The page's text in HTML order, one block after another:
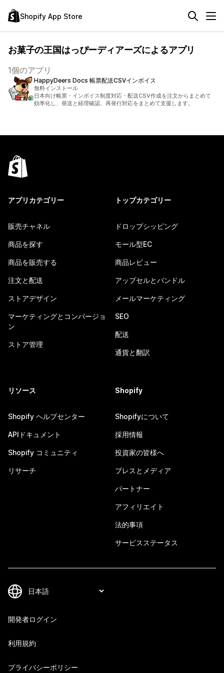
Shopify App Store
お菓子の王国はっぴーディアーズによるアプリ
1個のアプリ
HappyDeers Docs 帳票配送CSVインボイス
無料インストール
日本向け帳票・インボイス制度対応・配送CSV作成を注文からまとめて
効率化し、発送と経理確認、再発行対応をまとめて支援します。
アプリカテゴリー
販売チャネル
商品を探す
商品を販売する
注文と配送
ストアデザイン
マーケティングとコンバージョ
ン
ストア管理
トップカテゴリー
ドロップシッピング
モール型EC
商品レビュー
アップセルとバンドル
メールマーケティング
SEO
配送
通貨と翻訳
リソース
Shopify ヘルプセンター
APIドキュメント
Shopify コミュニティ
リサーチ
Shopify
Shopifyについて
採用情報
投資家の皆様へ
プレスとメディア
パートナー
アフィリエイト
法的事項
サービスステータス
開発者ログイン
利用規約
プライバシーポリシー